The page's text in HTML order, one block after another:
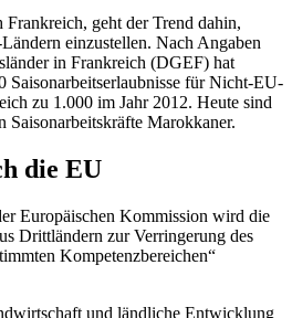
geht der Trend dahin,
einzustellen. Nach Angaben
in Frankreich (DGEF) hat
Saisonarbeitserlaubnisse für Nicht-EU-
zu 1.000 im Jahr 2012. Heute sind
Saisonarbeitskräfte Marokkaner.
die EU
Europäischen Kommission wird die
Drittländern zur Verringerung des
Kompetenzbereichen“
und ländliche Entwicklung